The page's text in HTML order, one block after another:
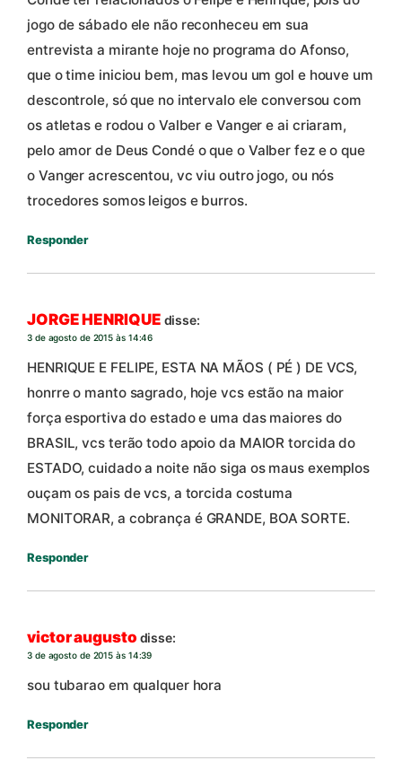
jogo de sábado ele não reconheceu em sua
entrevista a mirante hoje no programa do Afonso,
que o time iniciou bem, mas levou um gol e houve um
descontrole, só que no intervalo ele conversou com
os atletas e rodou o Valber e Vanger e ai criaram,
pelo amor de Deus Condé o que o Valber fez e o que
o Vanger acrescentou, vc viu outro jogo, ou nós
trocedores somos leigos e burros.
Responder
JORGE HENRIQUE disse:
3 de agosto de 2015 às 14:46
HENRIQUE E FELIPE, ESTA NA MÃOS ( PÉ ) DE VCS,
honrre o manto sagrado, hoje vcs estão na maior
força esportiva do estado e uma das maiores do
BRASIL, vcs terão todo apoio da MAIOR torcida do
ESTADO, cuidado a noite não siga os maus exemplos
ouçam os pais de vcs, a torcida costuma
MONITORAR, a cobrança é GRANDE, BOA SORTE.
Responder
victor augusto disse:
3 de agosto de 2015 às 14:39
sou tubarao em qualquer hora
Responder